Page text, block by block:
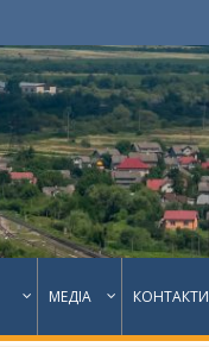
МЕДІА КОНТАКТИ